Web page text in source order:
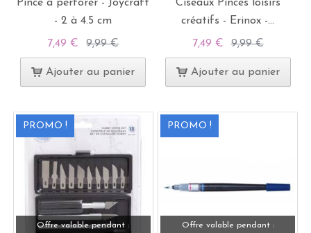
Pince à perforer - Joycraft
- 2 à 4.5 cm
7,49 € 9,99 €
Ajouter au panier
Ciseaux Pinces loisirs
créatifs - Erinox -...
7,49 € 9,99 €
Ajouter au panier
PROMO !
Offre valable pendant :
PROMO !
Offre valable pendant :